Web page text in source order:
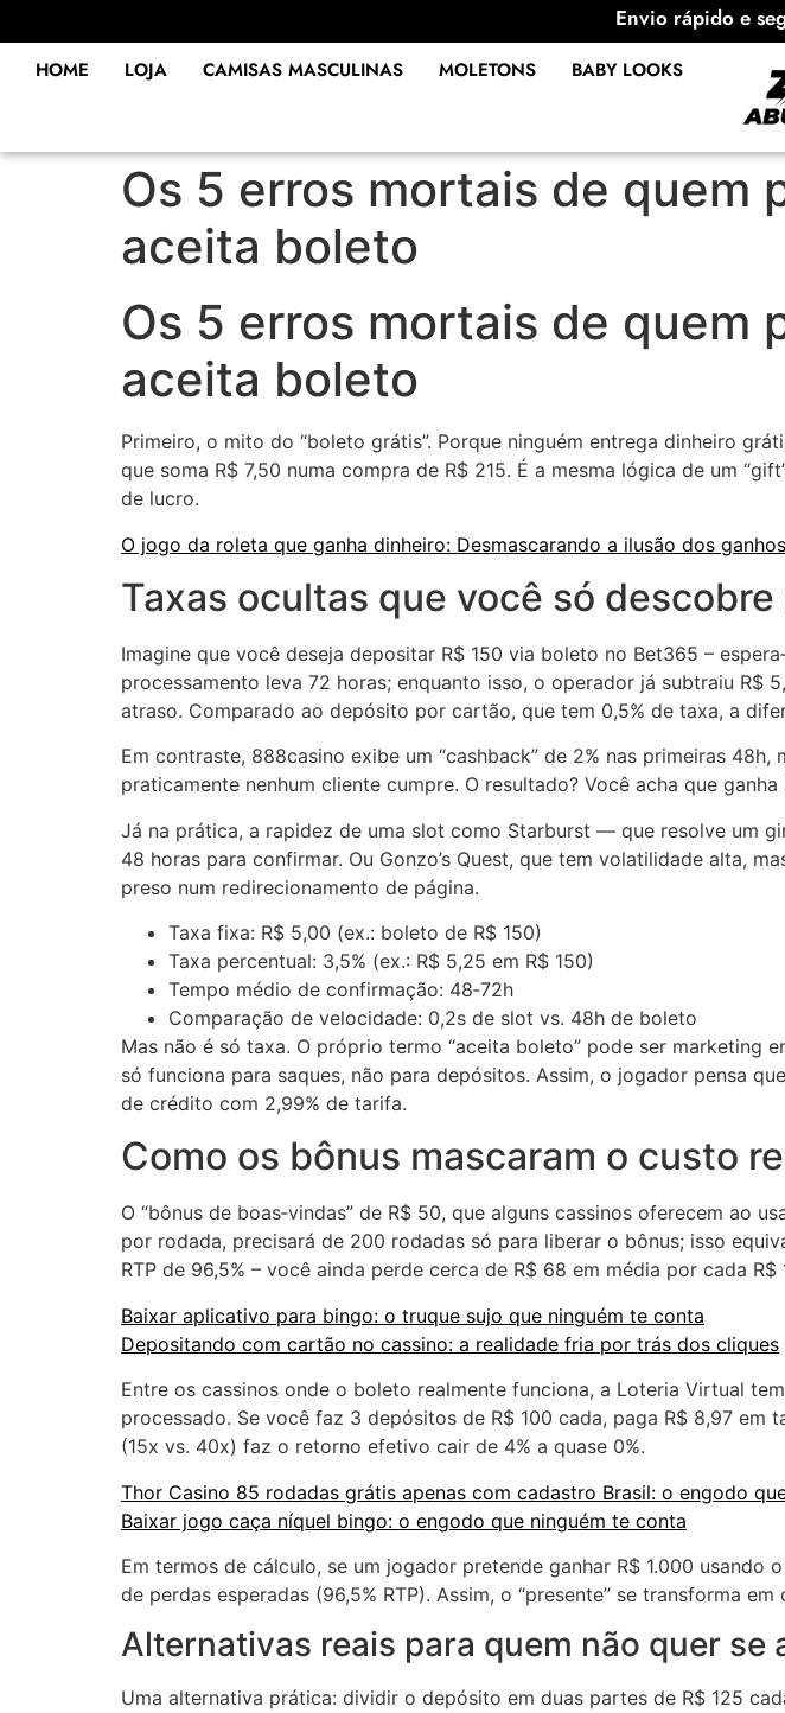
Envio rápido e
HOME LOJA CAMISAS MASCULINAS MOLETONS BABY LOOKS
Os 5 erros mortais de quem
aceita boleto
Os 5 erros mortais de quem
aceita boleto
Primeiro, o mito do “boleto grátis”. Porque ninguém entrega dinheiro
que soma R$ 7,50 numa compra de R$ 215. É a mesma lógica de um
de lucro.
O jogo da roleta que ganha dinheiro: Desmascarando a ilusão dos
Taxas ocultas que você só
Imagine que você deseja depositar R$ 150 via boleto no Bet365 –
processamento leva 72 horas; enquanto isso, o operador já subtraiu
atraso. Comparado ao depósito por cartão, que tem 0,5% de taxa, a
Em contraste, 888casino exibe um “cashback” de 2% nas primeiras
praticamente nenhum cliente cumpre. O resultado? Você acha que
Já na prática, a rapidez de uma slot como Starburst — que resolve um
48 horas para confirmar. Ou Gonzo’s Quest, que tem volatilidade alta,
preso num redirecionamento de página.
Taxa fixa: R$ 5,00 (ex.: boleto de R$ 150)
Taxa percentual: 3,5% (ex.: R$ 5,25 em R$ 150)
Tempo médio de confirmação: 48‑72h
Comparação de velocidade: 0,2s de slot vs. 48h de boleto
Mas não é só taxa. O próprio termo “aceita boleto” pode ser
só funciona para saques, não para depósitos. Assim, o jogador pensa
de crédito com 2,99% de tarifa.
Como os bônus mascaram o custo
O “bônus de boas‑vindas” de R$ 50, que alguns cassinos oferecem ao
por rodada, precisará de 200 rodadas só para liberar o bônus; isso
RTP de 96,5% – você ainda perde cerca de R$ 68 em média por cada R$
Baixar aplicativo para bingo: o truque sujo que ninguém te conta
Depositando com cartão no cassino: a realidade fria por trás dos cliques
Entre os cassinos onde o boleto realmente funciona, a Loteria Virtual
processado. Se você faz 3 depósitos de R$ 100 cada, paga R$ 8,97
(15x vs. 40x) faz o retorno efetivo cair de 4% a quase 0%.
Thor Casino 85 rodadas grátis apenas com cadastro Brasil: o engodo
Baixar jogo caça níquel bingo: o engodo que ninguém te conta
Em termos de cálculo, se um jogador pretende ganhar R$ 1.000
de perdas esperadas (96,5% RTP). Assim, o “presente” se transforma em
Alternativas reais para quem não quer se
Uma alternativa prática: dividir o depósito em duas partes de R$ 125